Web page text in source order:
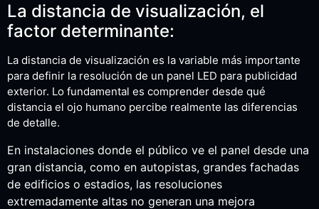
La distancia de visualización, el
factor determinante:
La distancia de visualización es la variable más importante
para definir la resolución de un panel LED para publicidad
exterior. Lo fundamental es comprender desde qué
distancia el ojo humano percibe realmente las diferencias
de detalle.
En instalaciones donde el público ve el panel desde una
gran distancia, como en autopistas, grandes fachadas
de edificios o estadios, las resoluciones
extremadamente altas no generan una mejora